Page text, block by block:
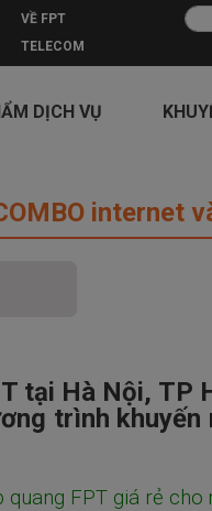
VỀ FPT
TELECOM
DỊCH VỤ
internet
tại Hà Nội,
trình
FPT giá rẻ cho